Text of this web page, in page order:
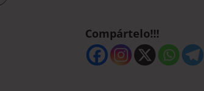
Compártelo!!!